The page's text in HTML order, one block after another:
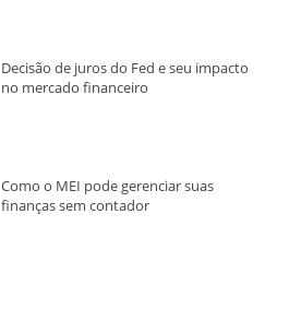
Decisão de juros do Fed e seu impacto
no mercado financeiro
Como o MEI pode gerenciar suas
finanças sem contador